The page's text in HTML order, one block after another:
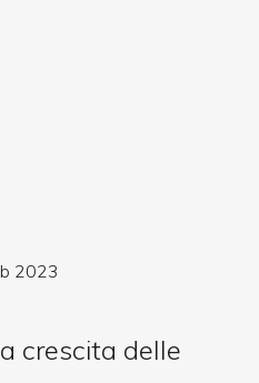
2023
crescita delle